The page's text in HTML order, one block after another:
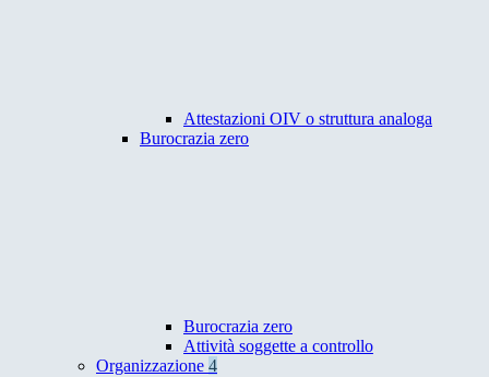
Attestazioni OIV o struttura analoga
Burocrazia zero
Burocrazia zero
Attività soggette a controllo
Organizzazione 4